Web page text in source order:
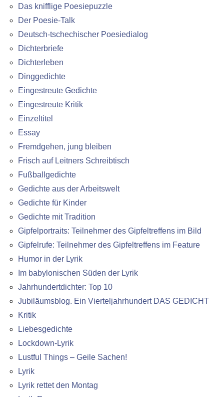
Das knifflige Poesiepuzzle
Der Poesie-Talk
Deutsch-tschechischer Poesiedialog
Dichterbriefe
Dichterleben
Dinggedichte
Eingestreute Gedichte
Eingestreute Kritik
Einzeltitel
Essay
Fremdgehen, jung bleiben
Frisch auf Leitners Schreibtisch
Fußballgedichte
Gedichte aus der Arbeitswelt
Gedichte für Kinder
Gedichte mit Tradition
Gipfelportraits: Teilnehmer des Gipfeltreffens im Bild
Gipfelrufe: Teilnehmer des Gipfeltreffens im Feature
Humor in der Lyrik
Im babylonischen Süden der Lyrik
Jahrhundertdichter: Top 10
Jubiläumsblog. Ein Vierteljahrhundert DAS GEDICHT
Kritik
Liebesgedichte
Lockdown-Lyrik
Lustful Things – Geile Sachen!
Lyrik
Lyrik rettet den Montag